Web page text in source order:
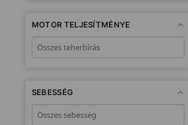
MOTOR TELJESÍTMÉNYE
SEBESSÉG